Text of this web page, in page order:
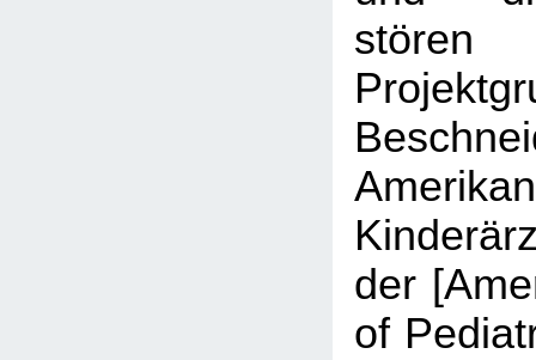
stören
der
of